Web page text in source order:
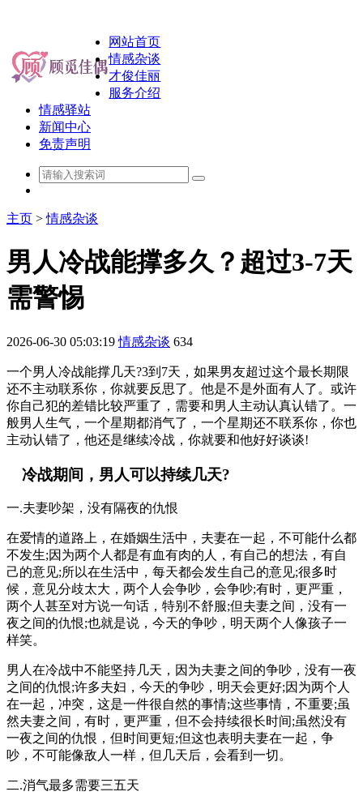
网站首页
情感杂谈
才俊佳丽
服务介绍
情感驿站
新闻中心
免责声明
主页 >情感杂谈
男人冷战能撑多久？超过3-7天
需警惕
2026-06-30 05:03:19 情感杂谈 634
一个男人冷战能撑几天?3到7天，如果男友超过这个最长期限
还不主动联系你，你就要反思了。他是不是外面有人了。或许
你自己犯的差错比较严重了，需要和男人主动认真认错了。一
般男人生气，一个星期都消气了，一个星期还不联系你，你也
主动认错了，他还是继续冷战，你就要和他好好谈谈!
冷战期间，男人可以持续几天?
一.夫妻吵架，没有隔夜的仇恨
在爱情的道路上，在婚姻生活中，夫妻在一起，不可能什么都
不发生;因为两个人都是有血有肉的人，有自己的想法，有自
己的意见;所以在生活中，每天都会发生自己的意见;很多时
候，意见分歧太大，两个人会争吵，会争吵;有时，更严重，
两个人甚至对方说一句话，特别不舒服;但夫妻之间，没有一
夜之间的仇恨;也就是说，今天的争吵，明天两个人像孩子一
样笑。
男人在冷战中不能坚持几天，因为夫妻之间的争吵，没有一夜
之间的仇恨;许多夫妇，今天的争吵，明天会更好;因为两个人
在一起，冲突，这是一件很自然的事情;这些事情，不重要;虽
然夫妻之间，有时，更严重，但不会持续很长时间;虽然没有
一夜之间的仇恨，但时间更短;但这也表明夫妻在一起，争
吵，不可能像敌人一样，但几天后，会看到一切。
二.消气最多需要三五天